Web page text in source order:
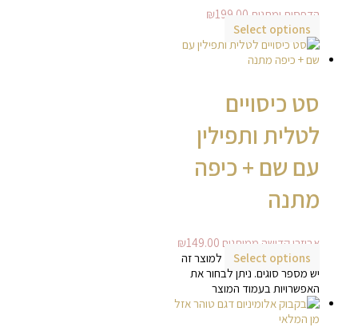
הדפסות ומתנות ₪199.00
Select options
סט כיסויים
לטלית ותפילין
עם שם + כיפה
מתנה
אביזרי קדושה ממותגים ₪149.00
Select options
למוצר זה
יש מספר סוגים. ניתן לבחור את
האפשרויות בעמוד המוצר
אזל
מן המלאי